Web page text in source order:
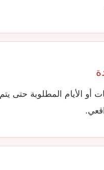
أو الأيام المطلوبة حتى